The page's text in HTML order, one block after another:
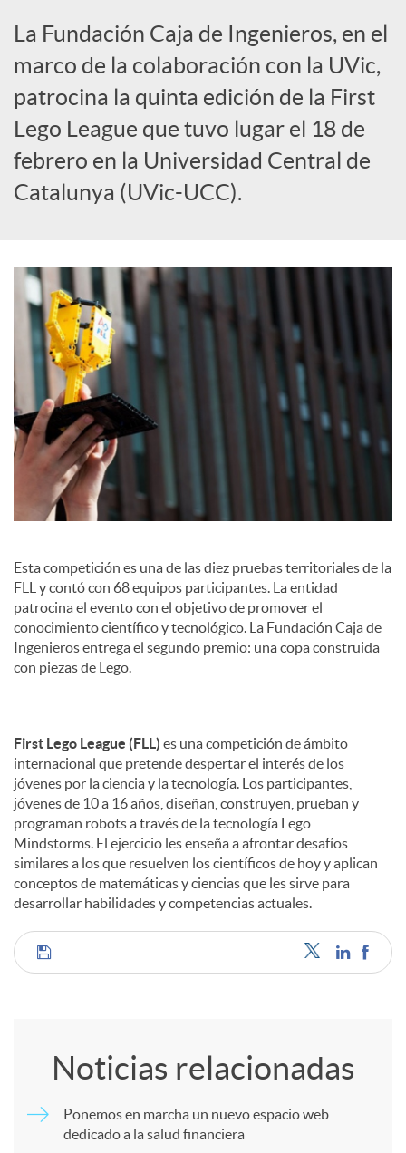
e
s
S
o
c
a
l
La Fundación Caja de Ingenieros, en el
marco de la colaboración con la UVic,
patrocina la quinta edición de la First
Lego League que tuvo lugar el 18 de
febrero en la Universidad Central de
Catalunya (UVic-UCC).
Esta competición es una de las diez pruebas territoriales de la
FLL y contó con 68 equipos participantes. La entidad
patrocina el evento con el objetivo de promover el
conocimiento científico y tecnológico. La Fundación Caja de
Ingenieros entrega el segundo premio: una copa construida
con piezas de Lego.
First Lego League (FLL) es una competición de ámbito
internacional que pretende despertar el interés de los
jóvenes por la ciencia y la tecnología. Los participantes,
jóvenes de 10 a 16 años, diseñan, construyen, prueban y
programan robots a través de la tecnología Lego
Mindstorms. El ejercicio les enseña a afrontar desafíos
similares a los que resuelven los científicos de hoy y aplican
conceptos de matemáticas y ciencias que les sirve para
desarrollar habilidades y competencias actuales.
C
m
Noticias relacionadas
Ponemos en marcha un nuevo espacio web
dedicado a la salud financiera